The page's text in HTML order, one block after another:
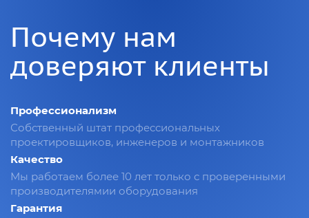
Почему нам
доверяют клиенты
Профессионализм
Собственный штат профессиональных
проектировщиков, инженеров и монтажников
Качество
Мы работаем более 10 лет только с проверенными
производителямии оборудования
Гарантия